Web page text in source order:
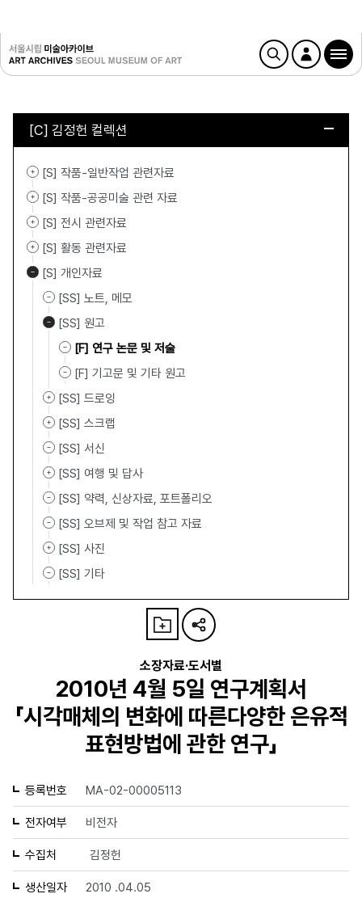
[C] 김정헌 컬렉션
[S] 작품-일반작업 관련자료
[S] 작품-공공미술 관련 자료
[S] 전시 관련자료
[S] 활동 관련자료
[S] 개인자료
[SS] 노트, 메모
[SS] 원고
[F] 연구 논문 및 저술
[F] 기고문 및 기타 원고
[SS] 드로잉
[SS] 스크랩
[SS] 서신
[SS] 여행 및 답사
[SS] 약력, 신상자료, 포트폴리오
[SS] 오브제 및 작업 참고 자료
[SS] 사진
[SS] 기타
소장자료·도서별
2010년 4월 5일 연구계획서
「시각매체의 변화에 따른다양한 은유적
표현방법에 관한 연구」
등록번호 MA-02-00005113
전자여부 비전자
수집처 김정헌
생산일자 2010 .04.05